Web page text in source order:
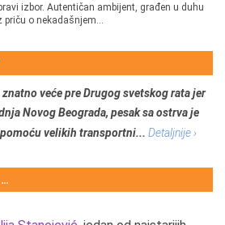
izbor. Autentičan ambijent, građen u duhu
o nekadašnjem...
veće pre Drugog svetskog rata jer
Novog Beograda, pesak sa ostrva je
velikih transportni... Detaljnije ›